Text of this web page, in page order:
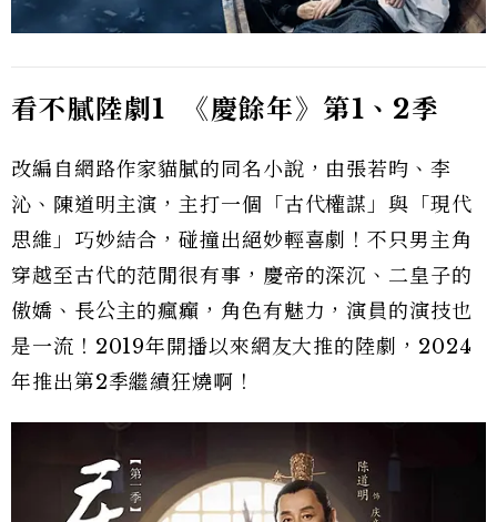
看不膩陸劇1 《慶餘年》第1 、2季
改編自網路作家貓膩的同名小說，由張若昀、李
沁、陳道明主演，主打一個「古代權謀」與「現代
思維」巧妙結合，碰撞出絕妙輕喜劇！不只男主角
穿越至古代的范閒很有事，慶帝的深沉、二皇子的
傲嬌、長公主的瘋癲，角色有魅力，演員的演技也
是一流！2019年開播以來網友大推的陸劇，2024
年推出第2季繼續狂燒啊！